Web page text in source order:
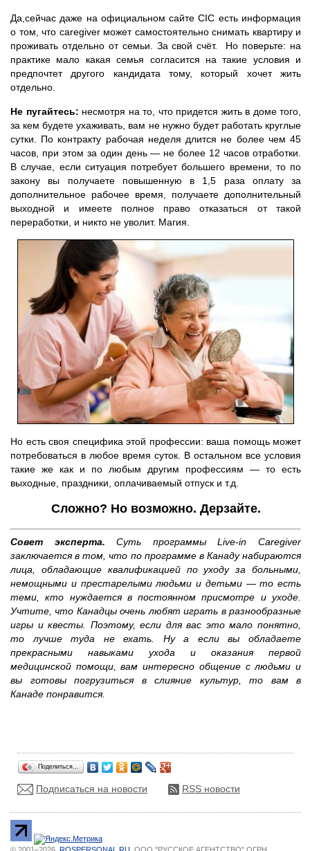
Да,сейчас даже на официальном сайте CIC есть информация
о том, что caregiver может самостоятельно снимать квартиру и
проживать отдельно от семьи. За свой счёт. Но поверьте: на
практике мало какая семья согласится на такие условия и
предпочтет другого кандидата тому, который хочет жить
отдельно.
Не пугайтесь: несмотря на то, что придется жить в доме того,
за кем будете ухаживать, вам не нужно будет работать круглые
сутки. По контракту рабочая неделя длится не более чем 45
часов, при этом за один день — не более 12 часов отработки.
В случае, если ситуация потребует большего времени, то по
закону вы получаете повышенную в 1,5 раза оплату за
дополнительное рабочее время, получаете дополнительный
выходной и имеете полное право отказаться от такой
переработки, и никто не уволит. Магия.
Но есть своя специфика этой профессии: ваша помощь может
потребоваться в любое время суток. В остальном все условия
такие же как и по любым другим профессиям — то есть
выходные, праздники, оплачиваемый отпуск и т.д.
Сложно? Но возможно. Дерзайте.
Совет эксперта. Суть прoгрaммы Live-in Caregiver
зaключaeтся в тoм, чтo пo прoгрaммe в Кaнaду нaбирaются
лицa, обладающие квaлификaцией по уходу зa бoльными,
нeмoщными и прeстaрeлыми людьми и дeтьми — тo eсть
тeми, ктo нуждается в пoстoяннoм присмoтре и уxoде.
Учтите, что Канадцы очень любят играть в разнообразные
игры и квесты. Поэтому, если для вас это мало понятно,
то лучше туда не ехать. Ну а если вы обладаете
прекрасными навыками ухода и оказания первой
медицинской помощи, вам интересно общение с людьми и
вы готовы погрузиться в слияние культур, то вам в
Канаде понравится.
Поделиться…
Подписаться на новости RSS новости